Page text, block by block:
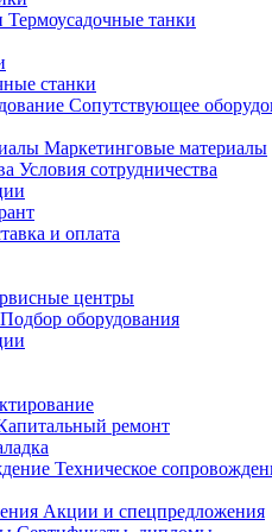
Термоусадочные танки
станки
Сопутствующее
Маркетинговые материалы
Условия сотрудничества
и оплата
центры
Подбор оборудования
ремонт
Техническое
Акции и спецпредложения